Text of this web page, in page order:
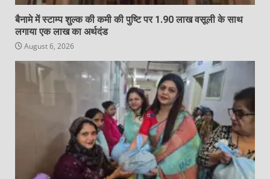
बैनामे में स्टाम्प शुल्क की कमी की पुष्टि पर 1.90 लाख वसूली के साथ
लगाया एक लाख का अर्थदंड
August 6, 2026